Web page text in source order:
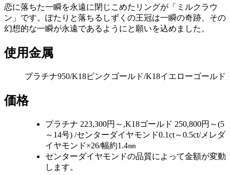
恋に落ちた一瞬を永遠に閉じこめたリングが「ミルクラウ
ン」です。ぽたりと落ちるしずくの王冠は一瞬の奇跡、その
幻想的な一瞬が永遠であるようにと願いを込めました。
使用金属
プラチナ950/K18ピンクゴールド/K18イエローゴールド
価格
プラチナ 223,300円～,K18ゴールド 250,800円～(5
～14号) /センターダイヤモンド0.1ct～0.5ct/メレダ
イヤモンド×26/幅約1.4㎜
センターダイヤモンドの品質によって金額が変動
します。